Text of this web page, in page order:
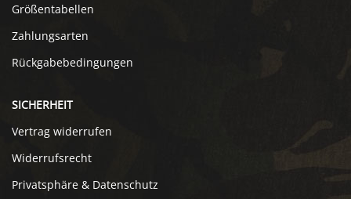
Größentabellen
Zahlungsarten
Rückgabebedingungen
SICHERHEIT
Vertrag widerrufen
Widerrufsrecht
Privatsphäre & Datenschutz